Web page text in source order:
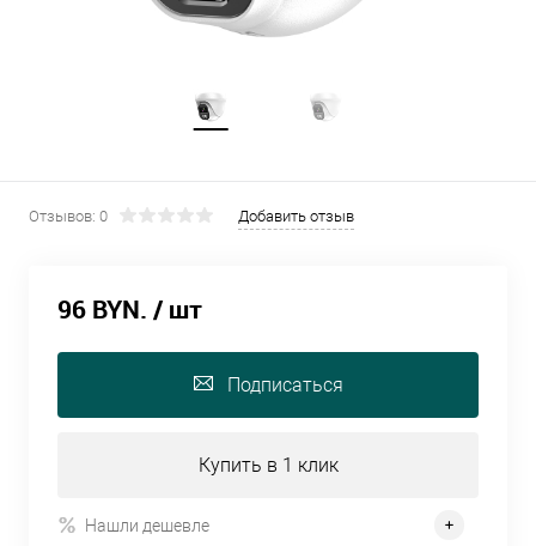
Отзывов: 0 Добавить отзыв
96 BYN. / шт
Подписаться
Купить в 1 клик
Нашли дешевле